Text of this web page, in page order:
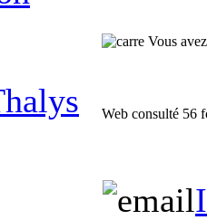
Vous
Web consulté 56